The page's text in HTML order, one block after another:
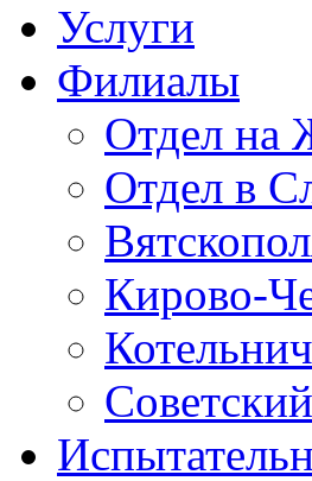
Услуги
Филиалы
Отдел на
Отдел в
Кирово-